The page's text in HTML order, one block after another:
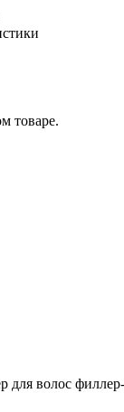
товаре.
для волос